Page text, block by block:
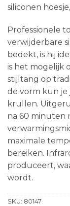
siliconen
Professionele
verwijderbare
bedekt, is hij
is het mogelijk
stijltang op
de vorm kun je
krullen.
na 60 minuten
maximale
bereiken.
produceert,
wordt.
SKU: 80147